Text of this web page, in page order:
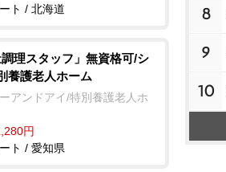
ト / 北海道
調理スタッフ」無資格可/シ
養護老人ホーム
アンドアイ/特別養護老人ホ
円
ト / 愛知県
8
9
10